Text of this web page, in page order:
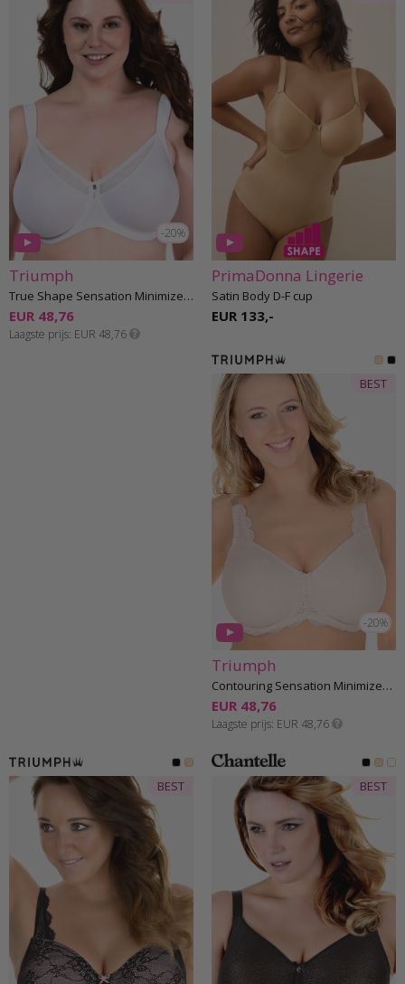
-20%
Triumph
True Shape Sensation Minimizer Beha D-G cup
EUR 48,76
Laagste prijs EUR 48,76
PrimaDonna Lingerie
Satin Body D-F cup
EUR 133,-
-20%
BEST
Triumph
Contouring Sensation Minimizer Beha E-G cup
EUR 48,76
Laagste prijs EUR 48,76
BEST BEST